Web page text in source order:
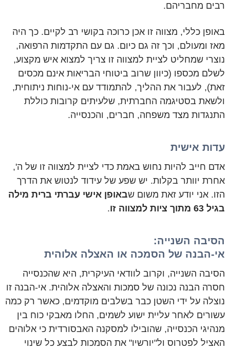
רבים מחבריהם.
באופן כללי, מצווה זו אכן כרוכה בקושי רב לקיים. כך היה
מאז ומעולם, וכך זה גם כיום. גם עם התקדמות הרפואה,
נוצרי שמחליט לציית למצווה זו צריך למצוא איש מקצוע,
לשלם מכספו (כיוון שרוב ביטוחי הבריאות אינם מכסים
זאת), לעבור את ההליך, להתמודד עם אי-נוחות ניתוחית,
ולשאת בסטיגמה החברתית, שלעיתים קרובות כוללת
התנגדות מצד משפחה, חברים, והכנסייה.
עדות אישית
אדם חייב להיות נחוש באמת כדי לציית למצווה זו של ה',
אחרת יוותר בקלות. יש שפע של עידוד לנטוש את הדרך
הזו. אני יודע זאת משום שבאופן אישי עברתי ברית מילה
בגיל 63 מתוך ציות למצווה זו
.
הסיבה השנייה:
אי-הבנה של הסמכה או האצלה אלוהית
הסיבה השנייה, וקרוב לוודאי העיקרית, היא שהכנסייה
חסרה הבנה נכונה של סמכות והאצלה אלוהית. אי-הבנה זו
נוצלה על ידי השטן כבר בשלבים מוקדמים, כאשר רק כמה
עשורים לאחר עליית ישוע לשמים, החלו מאבקי כוח בין
מנהיגי הכנסייה, שהובילו למסקנה האבסורדית כי אלוהים
האציל לפטרוס ול"יורשיו" את הסמכות לבצע כל שינוי